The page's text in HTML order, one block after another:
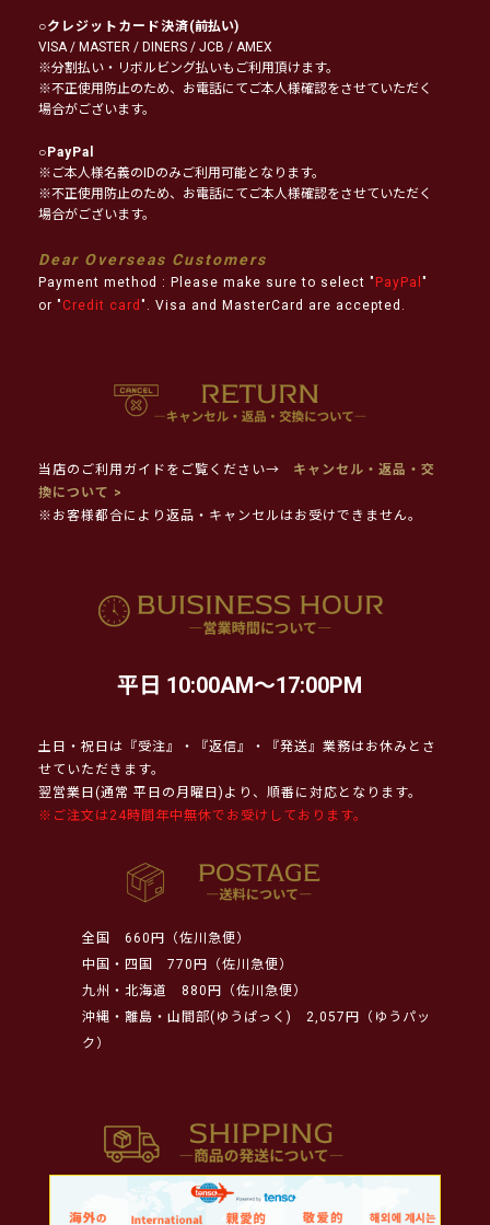
○クレジットカード決済(前払い)
VISA / MASTER / DINERS / JCB / AMEX
※分割払い・リボルビング払いもご利用頂けます。
※不正使用防止のため、お電話にてご本人様確認をさせていただく
場合がございます。
○PayPal
※ご本人様名義のIDのみご利用可能となります。
※不正使用防止のため、お電話にてご本人様確認をさせていただく
場合がございます。
Dear Overseas Customers
Payment method : Please make sure to select " PayPal "
or " Credit card ". Visa and MasterCard are accepted.
当店のご利用ガイドをご覧ください→
キャンセル・返品・交
換について >
※お客様都合により返品・キャンセルはお受けできません。
平日 10:00AM～17:00PM
土日・祝日は『受注』・『返信』・『発送』業務はお休みとさ
せていただきます。
翌営業日(通常 平日の月曜日)より、順番に対応となります。
※ご注文は24時間年中無休でお受けしております。
全国
660円（佐川急便）
中国・四国
770円（佐川急便）
九州・北海道
880円（佐川急便）
沖縄・離島・山間部(ゆうぱっく)
2,057円（ゆうパッ
ク）